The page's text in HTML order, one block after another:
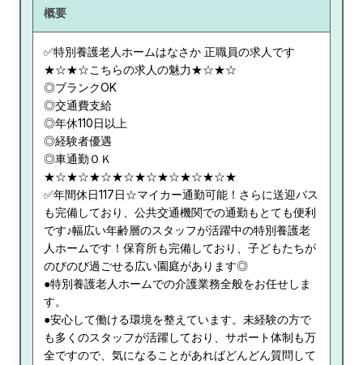
概要
✅特別養護老人ホームはなさか 正職員の求人です
★☆★☆こちらの求人の魅力★☆★☆
◎ブランクOK
◎交通費支給
◎年休110日以上
◎経験者優遇
◎車通勤ＯＫ
★☆★☆★☆★☆★☆★☆★☆★☆★
✅年間休日117日☆マイカー通勤可能！さらに送迎バス
も完備しており、公共交通機関での通勤もとても便利
です♪幅広い年齢層のスタッフが活躍中の特別養護老
人ホームです！保育所も完備しており、子どもたちが
のびのび過ごせる広い園庭があります◎
●特別養護老人ホームでの介護業務全般をお任せしま
す。
●安心して働ける環境を整えています。未経験の方で
も多くのスタッフが活躍しており、サポート体制も万
全ですので、気になることがあればどんどん質問して